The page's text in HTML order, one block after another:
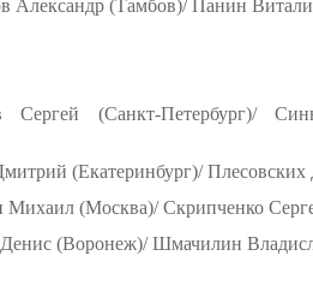
Александр (Тамбов)/ Панин
Сергей (Санкт-Петербург)/
(Екатеринбург)/
Михаил (Москва)/ Скрипченко
(Воронеж)/ Шмачилин